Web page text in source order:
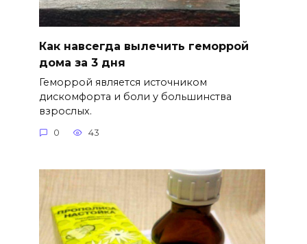
Как навсегда вылечить геморрой
дома за 3 дня
Геморрой является источником
дискомфорта и боли у большинства
взрослых.
0 43